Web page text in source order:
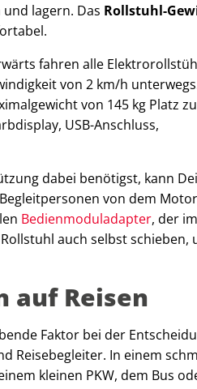
lagern. Das Rollstuhl-
fahren alle
von 2 km/h
von 145 kg Platz zu
USB-Anschluss,
dabei benötigst, kann
von dem Motor
Bedienmoduladapter, der im
auch selbst schieben,
auf Reisen
Faktor bei der
Reisebegleiter. In einem
kleinen PKW, dem Bus